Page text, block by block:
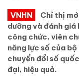
VNHN
Chỉ thị
dưỡng và đánh giá
công chức, viên
năng lực số của
chuyển đổi số
đại, hiệu quả.